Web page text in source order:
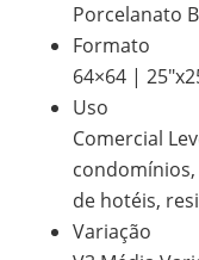
Porcelanato
Formato
64×64 |
Uso
Comercial
de hotéis,
Variação